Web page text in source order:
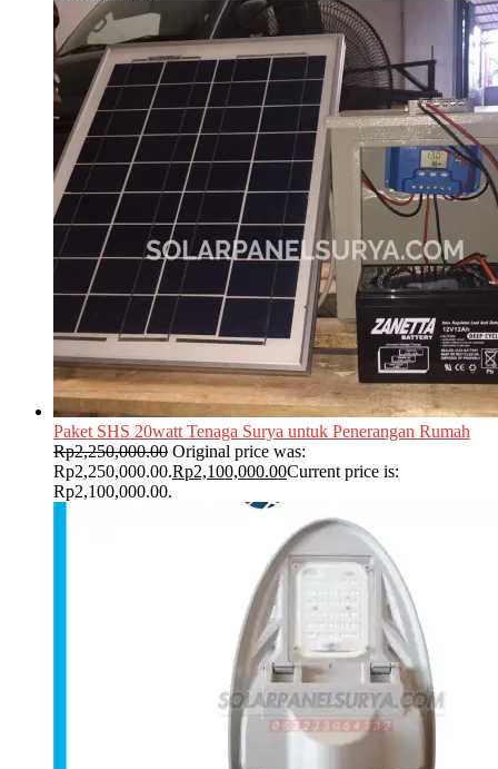
Paket SHS 20watt Tenaga Surya untuk Penerangan Rumah
Rp2,250,000.00 Original price was:
Rp2,250,000.00.Rp2,100,000.00Current price is:
Rp2,100,000.00.